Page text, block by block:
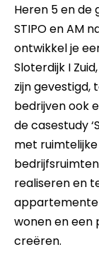
Heren 5 en de
STIPO en AM
ontwikkel je
Sloterdijk I
zijn gevestigd,
bedrijven ook
de casestudy
met
realiseren en
wonen en een
creëren.